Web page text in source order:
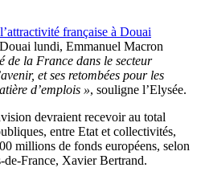
française à Douai
lundi, Emmanuel Macron
de la France dans le secteur
et ses retombées pour les
d’emplois », souligne l’Elysée.
devraient recevoir au total
entre Etat et collectivités,
millions de fonds européens, selon
de-France, Xavier Bertrand.